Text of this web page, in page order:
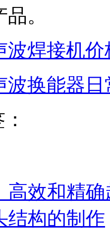
。
波焊接机
波换能器
高效和精
结构的制作